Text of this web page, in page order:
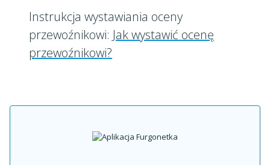
Instrukcja wystawiania oceny
przewoźnikowi: Jak wystawić ocenę
przewoźnikowi?